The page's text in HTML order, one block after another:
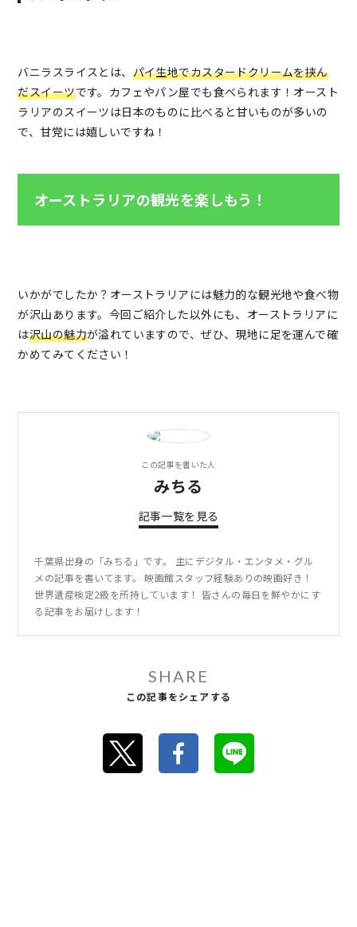
バニラスライスとは、 パイ生地でカスタードクリームを挟ん
だスイーツです。カフェやパン屋でも食べられます！オースト
ラリアのスイーツは日本のものに比べると甘いものが多いの
で、甘党には嬉しいですね！
オーストラリアの観光を楽しもう！
いかがでしたか？オーストラリアには魅力的な観光地や食べ物
が沢山あります。今回ご紹介した以外にも、オーストラリアに
は沢山の魅力が溢れていますので、ぜひ、現地に足を運んで確
かめてみてください！
この記事を書いた人
みちる
記事一覧を見る
千葉県出身の「みちる」です。 主にデジタル・エンタメ・グル
メの記事を書いてます。 映画館スタッフ経験ありの映画好き！
世界遺産検定2級を所持しています！ 皆さんの毎日を鮮やかにす
る記事をお届けします！
SHARE
この記事をシェアする